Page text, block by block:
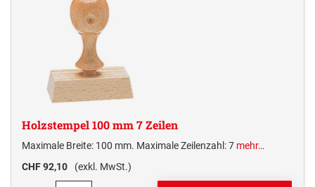
Holzstempel 100 mm 7 Zeilen
Maximale Breite: 100 mm. Maximale Zeilenzahl: 7 mehr…
CHF 92,10
(exkl. MwSt.)